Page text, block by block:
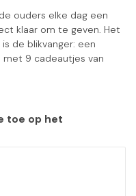
ouders elke dag een
klaar om te geven. Het
de blikvanger: een
met 9 cadeautjes van
toe op het